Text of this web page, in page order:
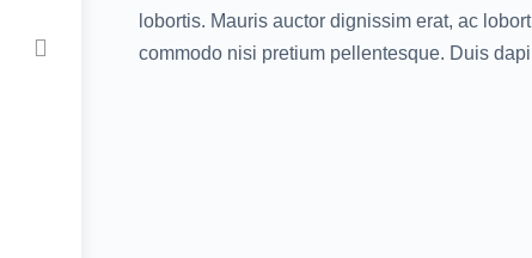
lobortis. Mauris auctor dignissim erat, ac
commodo nisi pretium pellentesque. Duis